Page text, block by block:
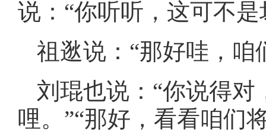
说：“你听听，这可不
祖逖说：“那好哇，
刘琨也说：“你说得
哩。”“那好，看看咱们